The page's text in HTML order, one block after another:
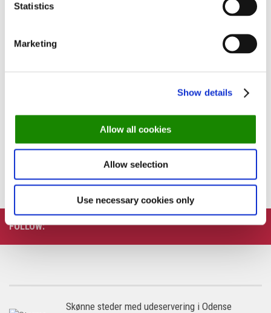
Statistics
Marketing
Show details
Allow all cookies
Allow selection
Use necessary cookies only
PREVIOUS STORY
Her er gæsterne mest begejstrede: ‘Min bedste
restaurantoplevelse’
FOLLOW:
Skønne steder med udeservering i Odense